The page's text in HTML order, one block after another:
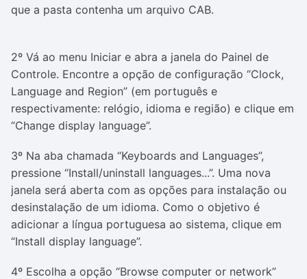
que a pasta contenha um arquivo CAB.
2º Vá ao menu Iniciar e abra a janela do Painel de
Controle. Encontre a opção de configuração “Clock,
Language and Region” (em português e
respectivamente: relógio, idioma e região) e clique em
“Change display language”.
3º Na aba chamada “Keyboards and Languages”,
pressione “Install/uninstall languages...”. Uma nova
janela será aberta com as opções para instalação ou
desinstalação de um idioma. Como o objetivo é
adicionar a língua portuguesa ao sistema, clique em
“Install display language”.
4º Escolha a opção “Browse computer or network”